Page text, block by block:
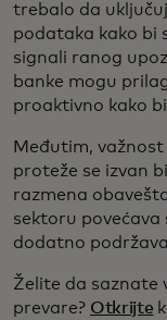
trebalo da
podataka kako bi
signali ranog
banke mogu
proaktivno kako
Međutim,
proteže se izvan
razmena
sektoru
dodatno
Želite da saznate
prevare? Otkrijte